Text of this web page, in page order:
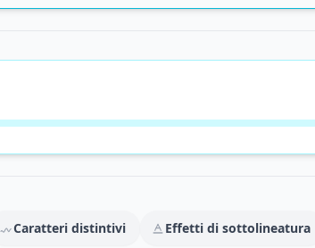
Caratteri distintivi Effetti di sottolineatura